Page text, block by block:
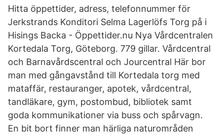
Hitta öppettider, adress, telefonnummer för
Jerkstrands Konditori Selma Lagerlöfs Torg på i
Hisings Backa - Öppettider.nu Nya Vårdcentralen
Kortedala Torg, Göteborg. 779 gillar. Vårdcentral
och Barnavårdscentral och Jourcentral Här bor
man med gångavstånd till Kortedala torg med
mataffär, restauranger, apotek, vårdcentral,
tandläkare, gym, postombud, bibliotek samt
goda kommunikationer via buss och spårvagn.
En bit bort finner man härliga naturområden